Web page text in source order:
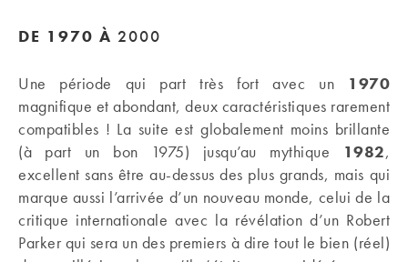
DE 1970 À 2000
Une période qui part très fort avec un 1970
magnifique et abondant, deux caractéristiques rarement
compatibles ! La suite est globalement moins brillante
(à part un bon 1975) jusqu’au mythique
1982,
excellent sans être au-dessus des plus grands, mais qui
marque aussi l’arrivée d’un nouveau monde, celui de la
critique internationale avec la révélation d’un Robert
Parker qui sera un des premiers à dire tout le bien (réel)